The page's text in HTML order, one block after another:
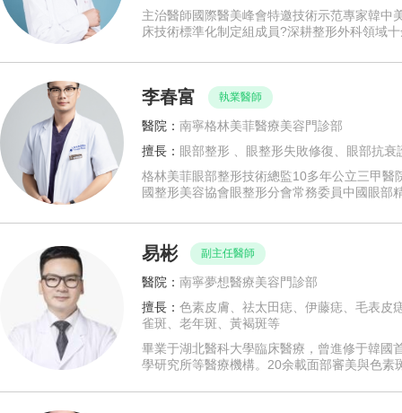
主治醫師國際醫美峰會特邀技術示范專家韓中
床技術標準化制定組成員?深耕整形外科領域
李春富 執業醫師
醫院： 南寧格林美菲醫療美容門診部
擅長： 眼部整形 、眼整形失敗修復、眼部抗衰
格林美菲眼部整形技術總監10多年公立三甲
國整形美容協會眼整形分會常務委員中國眼部
易彬 副主任醫師
醫院： 南寧夢想醫療美容門診部
擅長： 色素皮膚、祛太田痣、伊藤痣、毛表皮
雀斑、老年斑、黃褐斑等
畢業于湖北醫科大學臨床醫療，曾進修于韓國
學研究所等醫療機構。20余載面部審美與色素